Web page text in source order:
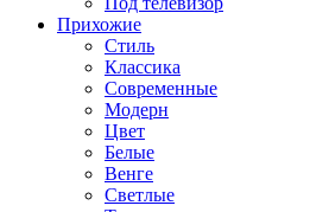
Прихожие
Стиль
Классика
Современные
Модерн
Цвет
Белые
Венге
Светлые